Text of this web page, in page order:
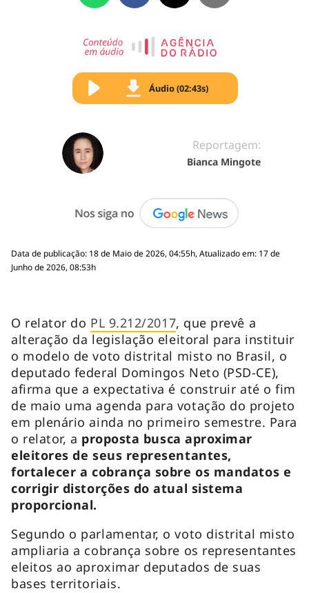
Áudio (02:43s)
Reportagem:
Bianca Mingote
Data de publicação: 18 de Maio de 2026, 04:55h, Atualizado em: 17 de
Junho de 2026, 08:53h
O relator do PL 9.212/2017, que prevê a
alteração da legislação eleitoral para instituir
o modelo de voto distrital misto no Brasil, o
deputado federal Domingos Neto (PSD-CE),
afirma que a expectativa é construir até o fim
de maio uma agenda para votação do projeto
em plenário ainda no primeiro semestre. Para
o relator, a proposta busca aproximar
eleitores de seus representantes,
fortalecer a cobrança sobre os mandatos e
corrigir distorções do atual sistema
proporcional.
Segundo o parlamentar, o voto distrital misto
ampliaria a cobrança sobre os representantes
eleitos ao aproximar deputados de suas
bases territoriais.